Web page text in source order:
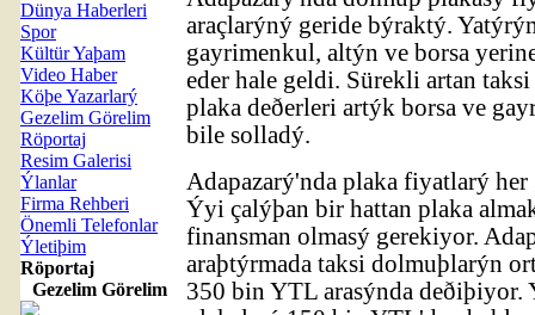
Dünya Haberleri
Spor
Kültür Yaþam
Video Haber
Köþe Yazarlarý
Gezelim Görelim
Röportaj
Resim Galerisi
Ýlanlar
Firma Rehberi
Önemli Telefonlar
Ýletiþim
Röportaj
Gezelim Görelim
araçlarýný geride býraktý.
gayrimenkul, altýn ve borsa
eder hale geldi. Sürekli artan
plaka deðerleri artýk borsa ve
bile solladý.
Adapazarý'nda plaka fiyatlarý
Ýyi çalýþan bir hattan plaka
finansman olmasý gerekiyor.
araþtýrmada taksi dolmuþlarýn
350 bin YTL arasýnda deðiþiyor.